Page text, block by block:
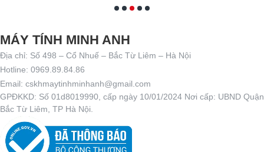
MÁY TÍNH MINH ANH
Địa chỉ: Số 498 – Cổ Nhuế – Bắc Từ Liêm – Hà Nội
Hotline: 0969.89.84.86
Email: cskhmaytinhminhanh@gmail.com
GPĐKKD: Số 01d8019990, cấp ngày 10/01/2024 Nơi cấp: UBND Quận
Bắc Từ Liêm, TP Hà Nội.